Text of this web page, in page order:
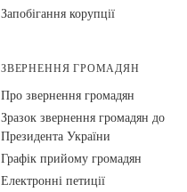
Запобігання корупції
ЗВЕРНЕННЯ ГРОМАДЯН
Про звернення громадян
Зразок звернення громадян до
Президента України
Графік прийому громадян
Електронні петиції